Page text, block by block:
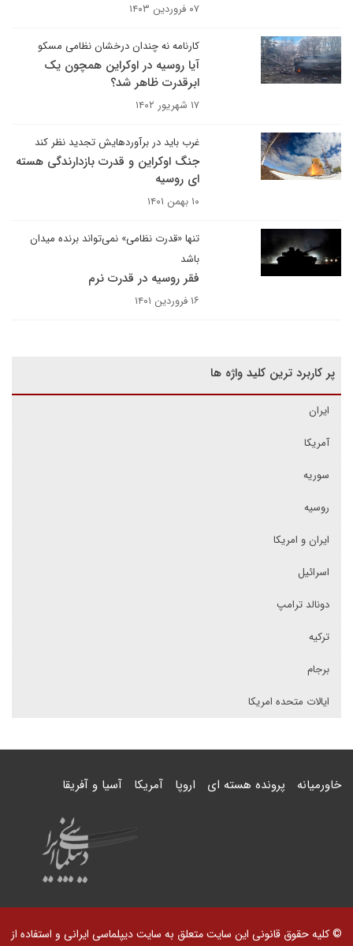
۰۷ فروردین ۱۴۰۳
کارنامه نه چندان درخشان نظامی مسکو
آیا روسیه در اوکراین همچون یک
ابرقدرت ظاهر شد؟
۱۷ شهریور ۱۴۰۲
غرب باید در برآوردهایش تجدید نظر کند
جنگ اوکراین و قدرت بازدارندگی هسته
ای روسیه
۱۰ بهمن ۱۴۰۱
تنها «قدرت نظامی» نمی‌تواند برنده میدان
باشد
فقر روسیه در قدرت نرم
۱۶ فروردین ۱۴۰۱
پر کاربرد ترین کلید واژه ها
ایران
آمریکا
سوریه
روسیه
ایران و امریکا
اسرائیل
دونالد ترامپ
ترکیه
برجام
ایالات متحده امریکا
خاورمیانه پرونده هسته ای اروپا آمریکا آسیا و آفریقا
© کلیه حقوق قانونی این سایت متعلق به سایت دیپلماسی ایرانی و استفاده از